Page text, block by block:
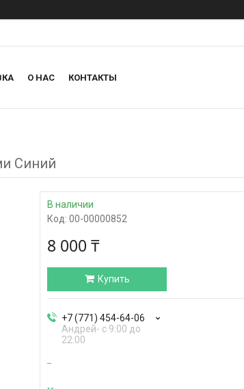
О НАС КОНТАКТЫ
Синий
В наличии
Код: 00-00000852
8 000 ₸
Купить
+7 (771) 454-64-06
Андрей- с 9:00 до
22:00